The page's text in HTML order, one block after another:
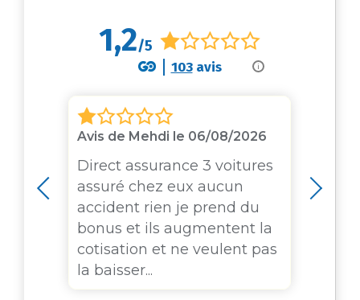
i
1,2/5
103avis
Avis de Mehdi le 06/08/2026
Direct assurance 3 voitures
assuré chez eux aucun
accident rien je prend du
bonus et ils augmentent la
cotisation et ne veulent pas
la baisser...